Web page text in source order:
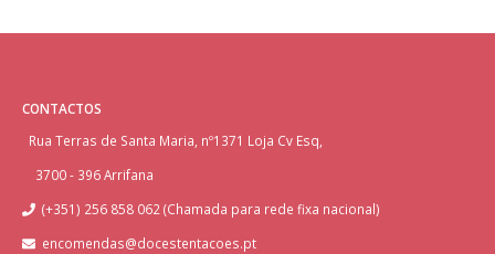
CONTACTOS
Rua Terras de Santa Maria, nº1371 Loja Cv Esq,
3700 - 396 Arrifana
(+351) 256 858 062 (Chamada para rede fixa nacional)
encomendas@docestentacoes.pt